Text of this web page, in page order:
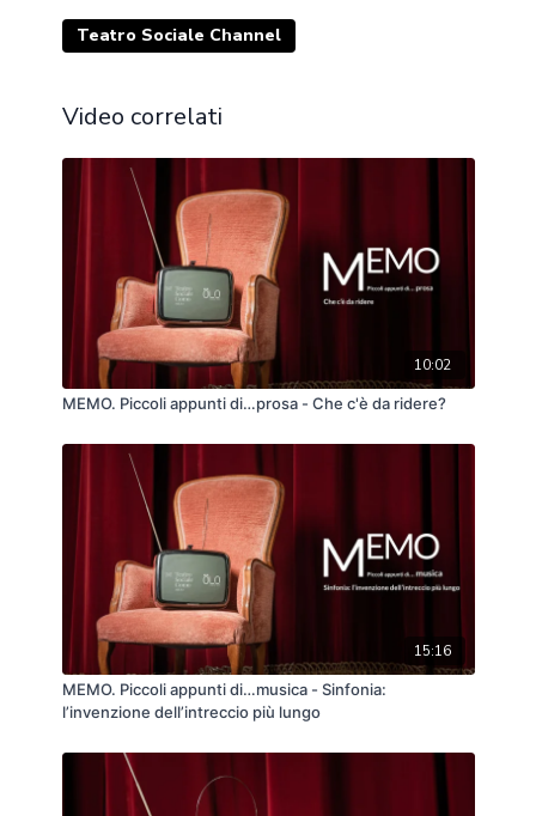
un'incredibile necessità di raccontarsi.
Teatro Sociale Channel
Video correlati
10:02
MEMO. Piccoli appunti di…prosa - Che c'è da ridere?
15:16
MEMO. Piccoli appunti di…musica - Sinfonia:
l’invenzione dell’intreccio più lungo